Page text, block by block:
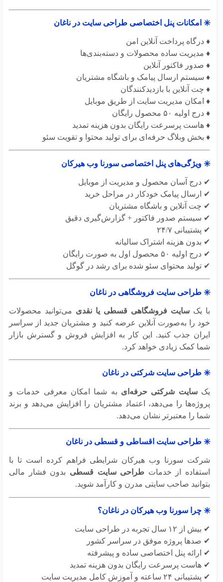
پنل اختصاصی طراحی سایت در ناغان
پرداخت آنلاین امن
ساده محصولات و دسته‌بندی‌ها
فاکتور آنلاین
ارسال پیامک و باشگاه مشتریان
آنلاین با بازدیدکنندگان
مدیریت سایت از طریق موبایل
۵۰ محصول رایگان
پرسرعت رایگان بدون هزینه تمدید
وبلاگ حرفه‌ای برای تولید محتوا و تقویت سئو
پنل اختصاصی سورنا وب هیرکان
آسان محصول و مدیریت از موبایل
پیامک خودکار در مراحل خرید
آنلاین و باشگاه مشتریان
صدور فاکتور + گزارش‌گیری دقیق
۲۴/۷
هزینه اشتراک سالیانه
۵۰ محصول اول به صورت رایگان
محتوای سئو شده برای رشد در گوگل
سایت فروشگاهی در ناغان
سایت فروشگاهی قسطی یا نقدی می‌توانید محصولات
را به‌صورت آنلاین عرضه کنید و مشتریان جدید از سراسر
جذب کنید. این کار به افزایش فروش و گسترش بازار
کمک زیادی خواهد کرد.
سایت شرکتی در ناغان
سایت شرکتی حرفه‌ایبه شما امکان معرفی خدمات و
را می‌دهد، اعتماد مشتریان را افزایش می‌دهد و برند
را معتبرتر نشان می‌دهد.
سایت اقساطی و قسطی در ناغان
سورنا وب هیرکان شرایطی فراهم کرده است تا با
از خدماتطراحی سایت قسطیبدون فشار مالی
صاحب سایتی مدرن و کارآمد شوید.
سورنا وب هیرکان در ناغان؟
سال تجربه در طراحی سایت
پروژه موفق در سراسر کشور
پنل اختصاصی ساده و پیشرفته
پرسرعت رایگان بدون هزینه تمدید
۲۴ ساعته و آموزش کامل مدیریت سایت